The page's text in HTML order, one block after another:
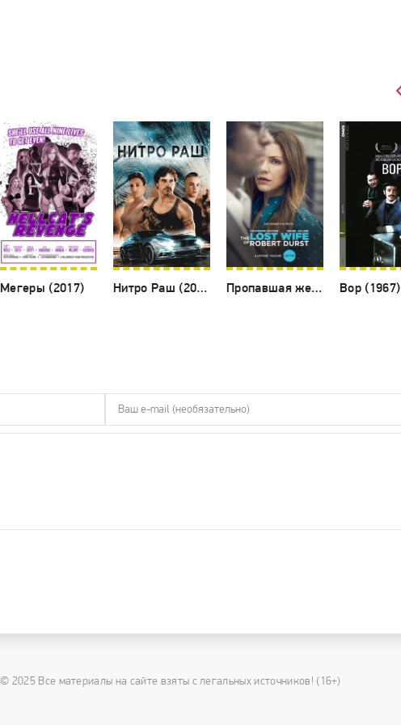
Мегеры (2017) Нитро Раш (2016) Пропавшая жена Роберта Дерста (2017) Вор (1967)
© 2025 Все материалы на сайте взяты с легальных источников! (16+)